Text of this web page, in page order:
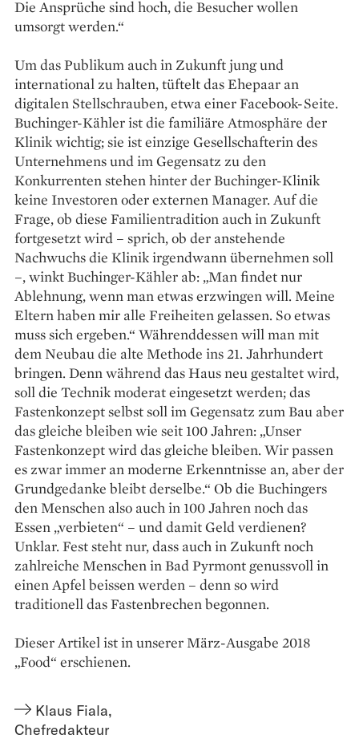
Die Ansprüche sind hoch, die ­Besucher wollen
umsorgt werden.“
Um das Publikum auch in Zukunft jung und
international zu halten, ­tüftelt das Ehepaar an
digitalen Stellschrauben, etwa einer Facebook-Seite.
Buchinger-Kähler ist die familiäre Atmosphäre der
Klinik wichtig; sie ist einzige Gesellschafterin des
Unternehmens und im Gegensatz zu den
Konkurrenten stehen hinter der Buchinger-Klinik
keine Investoren oder externen Manager. Auf die
Frage, ob diese Familientradition auch in Zukunft
fortgesetzt wird – sprich, ob der anstehende
Nachwuchs die Klinik ­irgendwann übernehmen soll
–, winkt Buchinger-Kähler ab: „Man findet nur
Ablehnung, wenn man ­etwas ­erzwingen will. Meine
Eltern haben mir alle Freiheiten gelassen. So etwas
muss sich ergeben.“ Während­dessen will man mit
dem Neubau die alte Methode ins 21. Jahrhundert
bringen. Denn während das Haus neu gestaltet wird,
soll die Technik moderat eingesetzt werden; das
Fastenkonzept selbst soll im Gegensatz zum Bau aber
das gleiche bleiben wie seit 100 Jahren: „Unser
Fastenkonzept wird das gleiche bleiben. Wir passen
es zwar immer an moderne Erkenntnisse an, aber der
Grundgedanke bleibt derselbe.“ Ob die Buchingers
den Menschen also auch in 100 Jahren noch das
Essen „verbieten“ – und damit Geld verdienen?
Unklar. Fest steht nur, dass auch in Zukunft noch
zahlreiche Menschen in Bad Pyrmont genussvoll in
einen Apfel beissen ­werden – denn so wird
traditionell das Fastenbrechen begonnen.
Dieser Artikel ist in unserer März-Ausgabe 2018
„Food“ erschienen.
Klaus Fiala,
Chefredakteur